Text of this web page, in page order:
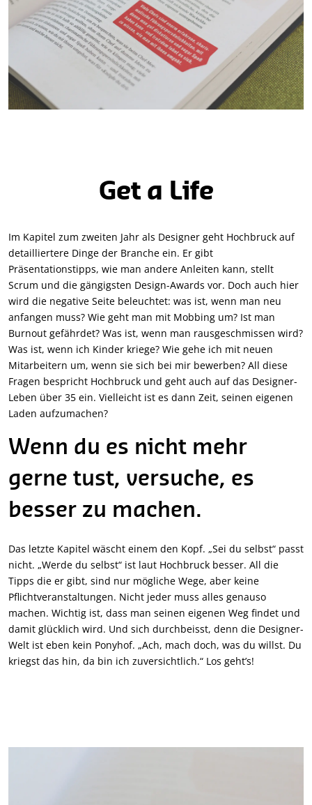
Get a Life
Im Kapitel zum zweiten Jahr als Designer geht Hochbruck auf
detailliertere Dinge der Branche ein. Er gibt
Präsentationstipps, wie man andere Anleiten kann, stellt
Scrum und die gängigsten Design-Awards vor. Doch auch hier
wird die negative Seite beleuchtet: was ist, wenn man neu
anfangen muss? Wie geht man mit Mobbing um? Ist man
Burnout gefährdet? Was ist, wenn man rausgeschmissen wird?
Was ist, wenn ich Kinder kriege? Wie gehe ich mit neuen
Mitarbeitern um, wenn sie sich bei mir bewerben? All diese
Fragen bespricht Hochbruck und geht auch auf das Designer-
Leben über 35 ein. Vielleicht ist es dann Zeit, seinen eigenen
Laden aufzumachen?
Wenn du es nicht mehr
gerne tust, versuche, es
besser zu machen.
Das letzte Kapitel wäscht einem den Kopf. „Sei du selbst“ passt
nicht. „Werde du selbst“ ist laut Hochbruck besser. All die
Tipps die er gibt, sind nur mögliche Wege, aber keine
Pflichtveranstaltungen. Nicht jeder muss alles genauso
machen. Wichtig ist, dass man seinen eigenen Weg findet und
damit glücklich wird. Und sich durchbeisst, denn die Designer-
Welt ist eben kein Ponyhof. „Ach, mach doch, was du willst. Du
kriegst das hin, da bin ich zuversichtlich.“ Los geht’s!